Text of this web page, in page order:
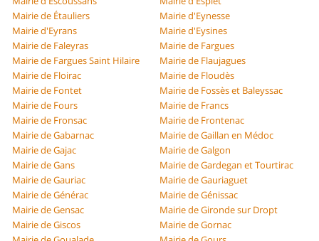
Mairie de Étauliers
Mairie d'Eynesse
Mairie d'Eyrans
Mairie d'Eysines
Mairie de Faleyras
Mairie de Fargues
Mairie de Fargues Saint Hilaire
Mairie de Flaujagues
Mairie de Floirac
Mairie de Floudès
Mairie de Fontet
Mairie de Fossès et Baleyssac
Mairie de Fours
Mairie de Francs
Mairie de Fronsac
Mairie de Frontenac
Mairie de Gabarnac
Mairie de Gaillan en Médoc
Mairie de Gajac
Mairie de Galgon
Mairie de Gans
Mairie de Gardegan et Tourtirac
Mairie de Gauriac
Mairie de Gauriaguet
Mairie de Générac
Mairie de Génissac
Mairie de Gensac
Mairie de Gironde sur Dropt
Mairie de Giscos
Mairie de Gornac